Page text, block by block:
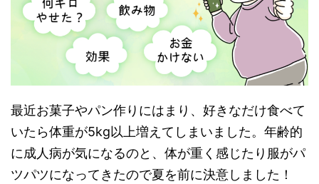
最近お菓子やパン作りにはまり、好きなだけ食べて
いたら体重が5kg以上増えてしまいました。年齢的
に成人病が気になるのと、体が重く感じたり服がパ
ツパツになってきたので夏を前に決意しました！